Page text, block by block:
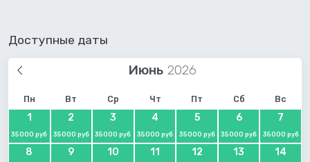
Доступные даты
Июнь
Пн Вт Ср Чт Пт Сб Вс
1
35000 руб
2
35000 руб
3
35000 руб
4
35000 руб
5
35000 руб
6
35000 руб
7
35000 руб
8 9 10 11 12 13 14